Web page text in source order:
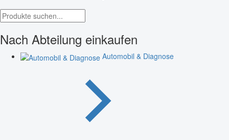
Nach Abteilung einkaufen
Automobil & Diagnose